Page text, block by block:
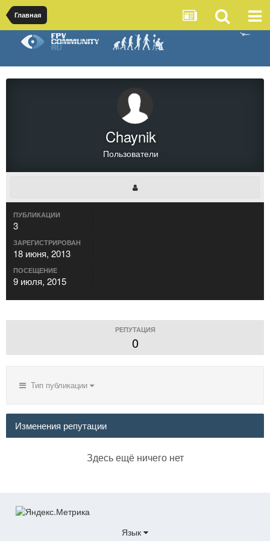
Главная
Chaynik
Пользователи
ПУБЛИКАЦИИ
3
ЗАРЕГИСТРИРОВАН
18 июня, 2013
ПОСЕЩЕНИЕ
9 июля, 2015
РЕПУТАЦИЯ
0
Тип публикации
Изменения репутации
Здесь ещё ничего нет
Язык